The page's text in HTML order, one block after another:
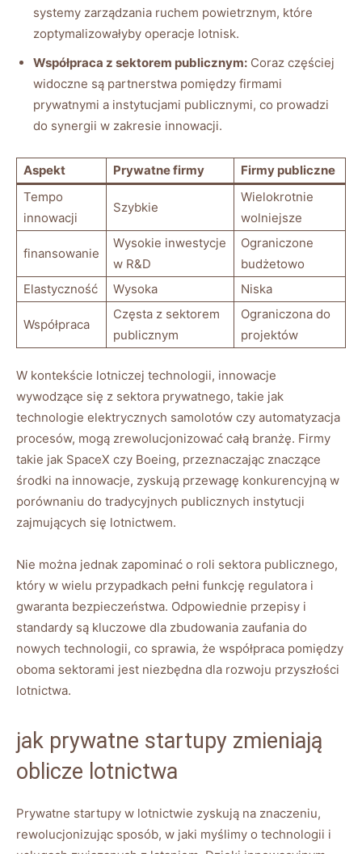
systemy zarządzania ruchem powietrznym, które
zoptymalizowałyby operacje lotnisk.
Współpraca z sektorem publicznym: Coraz częściej
widoczne są partnerstwa pomiędzy firmami
prywatnymi a instytucjami publicznymi, co prowadzi
do synergii w zakresie innowacji.
Aspekt Prywatne firmy
Firmy publiczne
Tempo
innowacji
Szybkie
Wielokrotnie
wolniejsze
finansowanie
Wysokie inwestycje
w R&D
Ograniczone
budżetowo
Elastyczność
Wysoka Niska
Współpraca
Częsta z sektorem
publicznym
Ograniczona do
projektów
W kontekście lotniczej technologii, innowacje
wywodzące się z sektora prywatnego, takie jak
technologie elektrycznych samolotów czy automatyzacja
procesów, mogą zrewolucjonizować całą branżę. Firmy
takie jak SpaceX czy Boeing, przeznaczając znaczące
środki na innowacje, zyskują przewagę konkurencyjną w
porównaniu do tradycyjnych publicznych instytucji
zajmujących się lotnictwem.
Nie można jednak zapominać o roli sektora publicznego,
który w wielu przypadkach pełni funkcję regulatora i
gwaranta bezpieczeństwa. Odpowiednie przepisy i
standardy są kluczowe dla zbudowania zaufania do
nowych technologii, co sprawia, że współpraca pomiędzy
oboma sektorami jest niezbędna dla rozwoju przyszłości
lotnictwa.
jak prywatne startupy zmieniają
oblicze lotnictwa
Prywatne startupy w lotnictwie zyskują na znaczeniu,
rewolucjonizując sposób, w jaki myślimy o technologii i